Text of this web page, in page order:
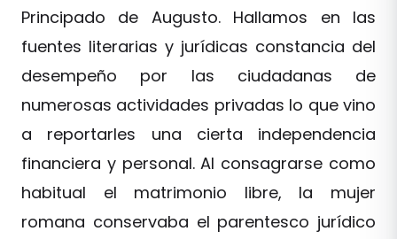
Principado de Augusto. Hallamos en las
fuentes literarias y jurídicas constancia del
desempeño por las ciudadanas de
numerosas actividades privadas lo que vino
a reportarles una cierta independencia
financiera y personal. Al consagrarse como
habitual el matrimonio libre, la mujer
romana conservaba el parentesco jurídico